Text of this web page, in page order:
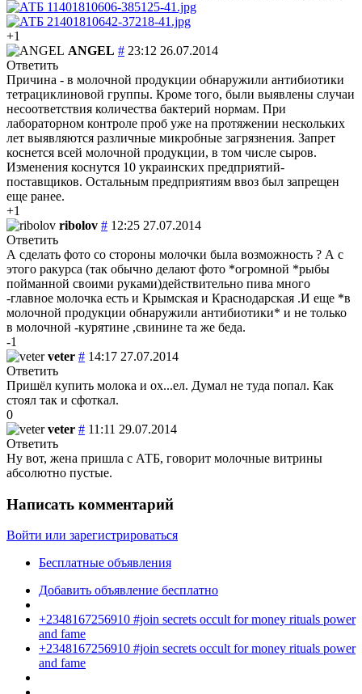
+1
ANGEL # 23:12 26.07.2014
Ответить
Причина - в молочной продукции обнаружили антибиотики
тетрациклиновой группы. Кроме того, были выявлены случаи
несоответствия количества бактерий нормам. При
лабораторном контроле проб уже на протяжении нескольких
лет выявляются различные микробные загрязнения. Запрет
коснется всей молочной продукции, в том числе сыров.
Изменения коснутся 10 украинских предприятий-
поставщиков. Остальным предприятиям ввоз был запрещен
еще ранее.
+1
ribolov # 12:25 27.07.2014
Ответить
А сделать фото со стороны молочки была возможность ? А с
этого ракурса (так обычно делают фото *огромной *рыбы
пойманной своими руками)действительно пива много
-главное молочка есть и Крымская и Краснодарская .И еще *в
молочной продукции обнаружили антибиотики* и не только
в молочной -курятине ,свинине та же беда.
-1
veter # 14:17 27.07.2014
Ответить
Пришёл купить молока и ох...ел. Думал не туда попал. Как
стоял так и сфоткал.
0
veter # 11:11 29.07.2014
Ответить
Ну вот, жена пришла с АТБ, говорит молочные витрины
абсолютно пустые.
Написать комментарий
Войти или зарегистрироваться
Бесплатные объявления
Добавить объявление бесплатно
+2348167256910 #join secrets occult for money rituals power
and fame
+2348167256910 #join secrets occult for money rituals power
and fame